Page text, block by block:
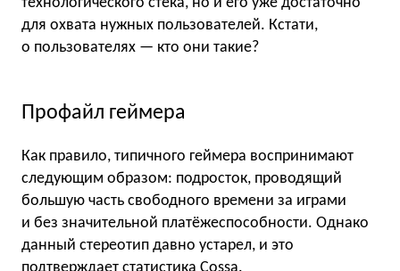
для охвата нужных пользователей. Кстати,
о пользователях — кто они такие?
Профайл геймера
Как правило, типичного геймера воспринимают
следующим образом: подросток, проводящий
большую часть свободного времени за играми
и без значительной платёжеспособности. Однако
данный стереотип давно устарел, и это